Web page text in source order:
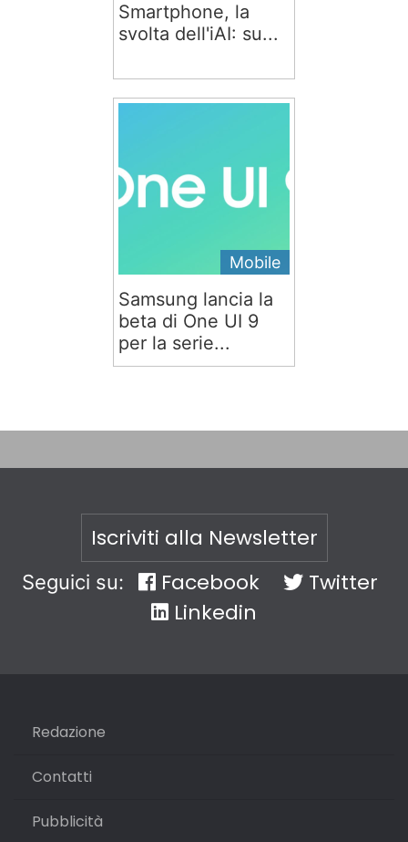
Smartphone, la
svolta dell'iAI: su...
Mobile
Samsung lancia la
beta di One UI 9
per la serie...
Iscriviti alla Newsletter
Seguici su: Facebook
Twitter
Linkedin
Redazione
Contatti
Pubblicità